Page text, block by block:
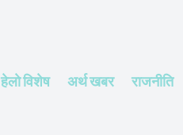
हेलाे विशेष अर्थ खबर राजनीति